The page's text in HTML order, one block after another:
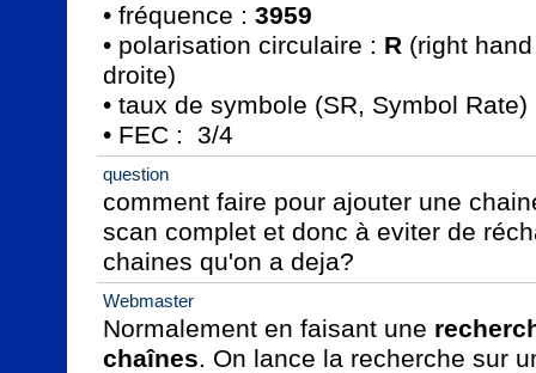
• fréquence : 3959
• polarisation circulaire : R (right
droite)
• taux de symbole (SR, Symbol Rate)
• FEC :  3/4
question
comment faire pour ajouter une
scan complet et donc à eviter de
chaines qu'on a deja?
Webmaster
Normalement en faisant une
chaînes. On lance la recherche sur